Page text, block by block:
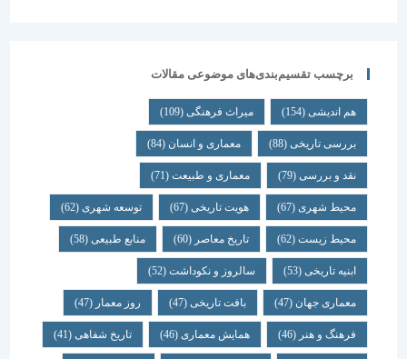
برچسب تقسیم‌بندی‌های موضوعی مقالات
هم اندیشی (154) میراث فرهنگی (109)
بررسی تاریخی (88) معماری و انسان (84)
نقد و بررسی (79) معماری و طبیعت (71)
محیط شهری(67) هویت تاریخی(67) توسعه شهری(62)
محیط زیست(62) تاریخ معاصر(60) منابع طبیعی(58)
ابنیه تاریخی(53) سالروز و نکوداشت(52)
معماری جهان (47) بافت تاریخی(47) روز معمار(47)
فرهنگ و هنر(46) همایش معماری (46) تاریخ شفاهی (41)